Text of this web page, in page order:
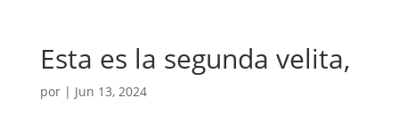
Esta es la segunda velita,
por | Jun 13, 2024